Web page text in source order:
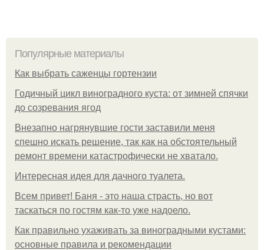
Популярные материалы
Как выбрать саженцы гортензии
Годичный цикл виноградного куста: от зимней спячки
до созревания ягод
Внезапно нагрянувшие гости заставили меня
спешно искать решение, так как на обстоятельный
ремонт времени катастрофически не хватало.
Интересная идея для дачного туалета.
Всем привет! Баня - это наша страсть, но вот
таскаться по гостям как-то уже надоело.
Как правильно ухаживать за виноградными кустами:
основные правила и рекомендации